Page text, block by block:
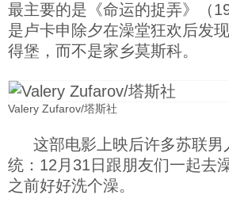
最主要的是《命运的捉弄》（
是卢卡申除夕在澡堂狂欢后发
得堡，而不是家乡莫斯科。
Valery Zufarov/塔斯社
这部电影上映后许多苏联男
统：12月31日跟朋友们一起去
之前好好洗个澡。